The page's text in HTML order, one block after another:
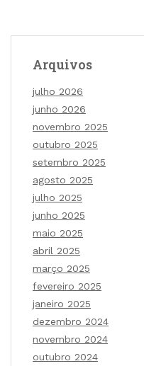
Arquivos
julho 2026
junho 2026
novembro 2025
outubro 2025
setembro 2025
agosto 2025
julho 2025
junho 2025
maio 2025
abril 2025
março 2025
fevereiro 2025
janeiro 2025
dezembro 2024
novembro 2024
outubro 2024